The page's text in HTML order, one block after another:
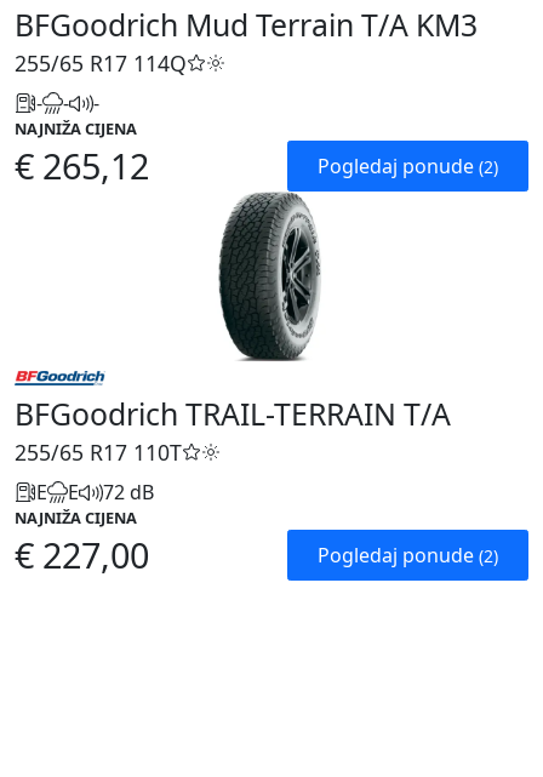
BFGoodrich Mud Terrain T/A KM3
255/65 R17 114Q
- - -
NAJNIŽA CIJENA
€ 265,12 Pogledaj ponude (2)
BFGoodrich TRAIL-TERRAIN T/A
255/65 R17 110T
E E 72 dB
NAJNIŽA CIJENA
€ 227,00 Pogledaj ponude (2)